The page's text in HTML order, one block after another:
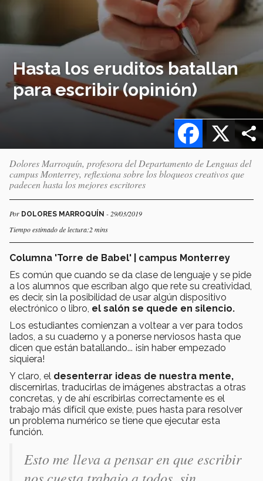
Hasta los eruditos batallan
para escribir (opinión)
X
Facebook
Dolores Marroquín, profesora del Departamento de Lenguas del
campus Monterrey, reflexiona sobre los bloqueos creativos que
padecen hasta los mejores escritores
Por DOLORES MARROQUÍN - 29/03/2019
Tiempo estimado de lectura:2 mins
Columna 'Torre de Babel' | campus Monterrey
Es común que cuando se da clase de lenguaje y se pide
a los alumnos que escriban algo que rete su creatividad,
es decir, sin la posibilidad de usar algún dispositivo
electrónico o libro, el salón se quede en silencio.
Los estudiantes comienzan a voltear a ver para todos
lados, a su cuaderno y a ponerse nerviosos hasta que
dicen que están batallando... ¡sin haber empezado
siquiera!
Y claro, el desenterrar ideas de nuestra mente,
discernirlas, traducirlas de imágenes abstractas a otras
concretas, y de ahí escribirlas correctamente es el
trabajo más difícil que existe, pues hasta para resolver
un problema numérico se tiene que ejecutar esta
función.
Esto me lleva a pensar en que escribir